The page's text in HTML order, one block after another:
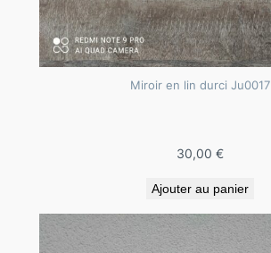
Miroir en lin durci Ju0017
30,00 €
Ajouter au panier